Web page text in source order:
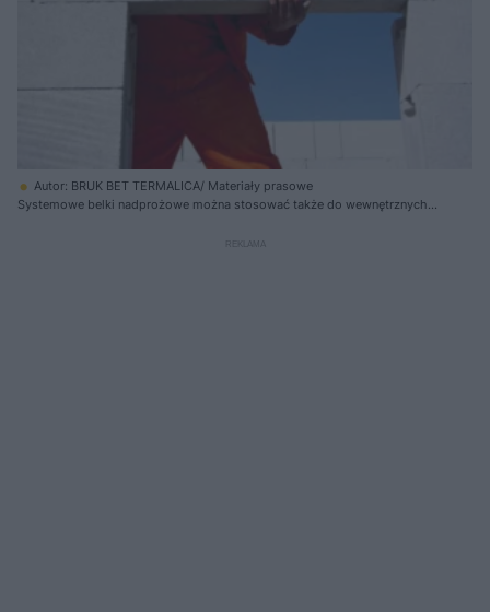
Autor: BRUK BET TERMALICA/ Materiały prasowe
Systemowe belki nadprożowe można stosować także do wewnętrznych